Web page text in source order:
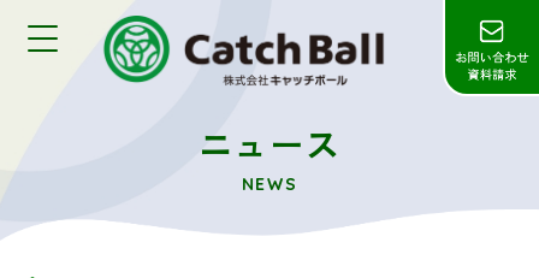
ニュース
NEWS